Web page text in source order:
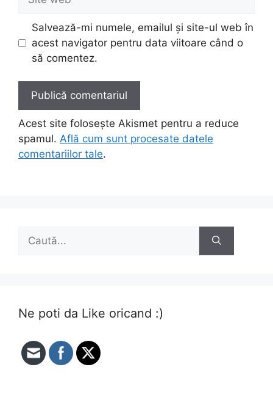
web
Salvează-mi numele, emailul și site-ul web în
acest navigator pentru data viitoare când o
să comentez.
Acest site folosește Akismet pentru a reduce
spamul. Află cum sunt procesate datele
comentariilor tale.
după:
Ne poti da Like oricand :)